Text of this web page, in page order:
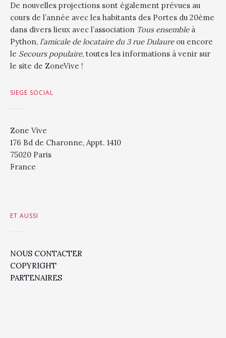
De nouvelles projections sont également prévues au
cours de l’année avec les habitants des Portes du 20ème
dans divers lieux avec l’association Tous ensembleà
Python, l’amicale de locataire du 3 rue Dulaureou encore
le Secours populaire, toutes les informations à venir sur
le site de ZoneVive !
SIEGE SOCIAL
Zone Vive
176 Bd de Charonne, Appt. 1410
75020 Paris
France
ET AUSSI
NOUS CONTACTER
COPYRIGHT
PARTENAIRES